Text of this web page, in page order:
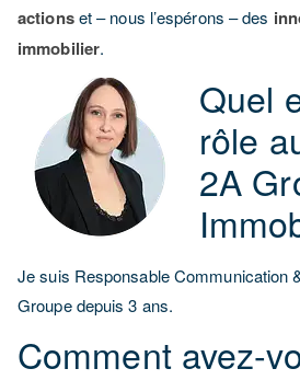
actionset – nous l’espérons – des
immobilier.
Quel
rôle
2A
Je suis Responsable Communication
Groupe depuis 3 ans.
Comment avez-